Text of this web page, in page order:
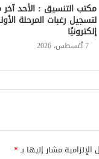
مكتب التنسيق : الأحد
لتسجيل رغبات المرحلة
إلكترونيًا
7 أغسطس، 2026
الإلزامية مشار إليها بـ*